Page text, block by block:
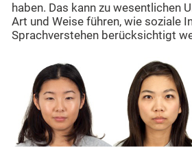
haben. Das kann zu wesentlichen
Art und Weise führen, wie soziale
Sprachverstehen berücksichtigt